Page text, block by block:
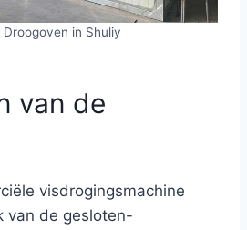
Droogoven in Shuliy
van de
visdrogingsmachine
van de gesloten-